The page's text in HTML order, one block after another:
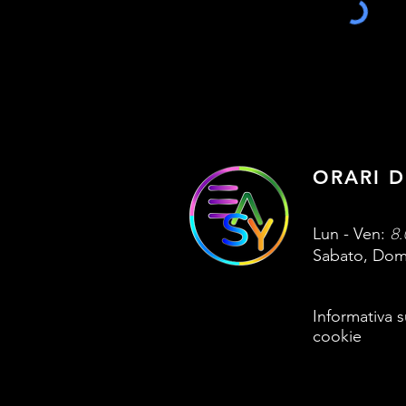
ORARI
Lun - Ven:
​​Sabato,
Informativa
cookie